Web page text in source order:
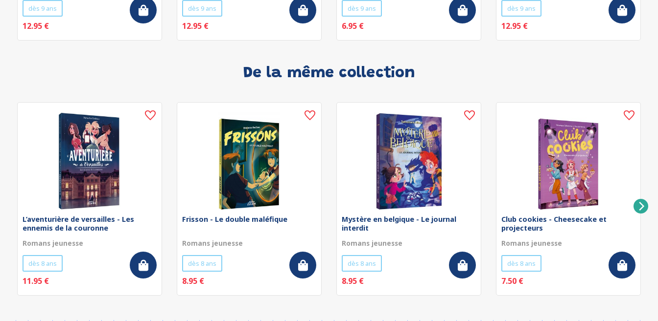
dès 9 ans
12.95 €
dès 9 ans
12.95 €
dès 9 ans
6.95 €
dès 9 ans
12.95 €
De la même collection
L’aventurière de versailles - Les
ennemis de la couronne
Romans jeunesse
dès 8 ans
11.95 €
Frisson - Le double maléfique
Romans jeunesse
dès 8 ans
8.95 €
Mystère en belgique - Le journal
interdit
Romans jeunesse
dès 8 ans
8.95 €
Club cookies - Cheesecake et
projecteurs
Romans jeunesse
dès 8 ans
7.50 €